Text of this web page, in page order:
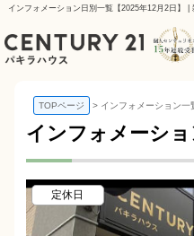
インフォメーション日別一覧【2025年12月2日】
TOPページ インフォメーション一
インフォメーショ
定休日